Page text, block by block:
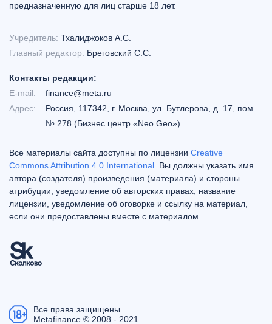
предназначенную для лиц старше 18 лет.
Учредитель: Тхалиджоков А.С.
Главный редактор: Бреговский С.С.
Контакты редакции:
E-mail:
finance@meta.ru
Адрес:
Россия, 117342, г. Москва, ул. Бутлерова, д. 17, пом.
№ 278 (Бизнес центр «Neo Geo»)
Все материалы сайта доступны по лицензии Creative
Commons Attribution 4.0 International . Вы должны указать имя
автора (создателя) произведения (материала) и стороны
атрибуции, уведомление об авторских правах, название
лицензии, уведомление об оговорке и ссылку на материал,
если они предоставлены вместе с материалом.
Все права защищены.
Metafinance © 2008 - 2021